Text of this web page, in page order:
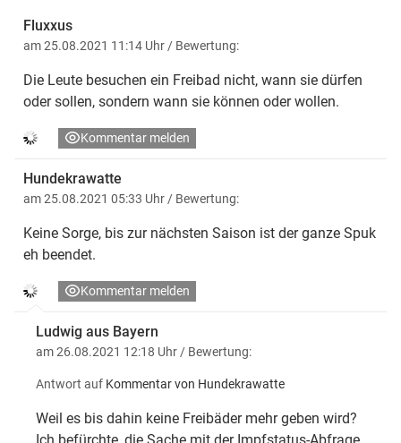
Fluxxus
am 25.08.2021 11:14 Uhr / Bewertung:
Die Leute besuchen ein Freibad nicht, wann sie dürfen
oder sollen, sondern wann sie können oder wollen.
Kommentar melden
Hundekrawatte
am 25.08.2021 05:33 Uhr / Bewertung:
Keine Sorge, bis zur nächsten Saison ist der ganze Spuk
eh beendet.
Kommentar melden
Ludwig aus Bayern
am 26.08.2021 12:18 Uhr / Bewertung:
Antwort auf Kommentar von Hundekrawatte
Weil es bis dahin keine Freibäder mehr geben wird?